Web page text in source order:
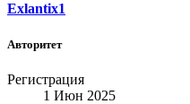
Exlantix1
Авторитет
Регистрация
1 Июн 2025